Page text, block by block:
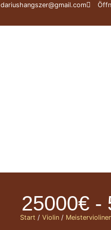
dariushangszer@gmail.com
25000€ -
Start / Violin /